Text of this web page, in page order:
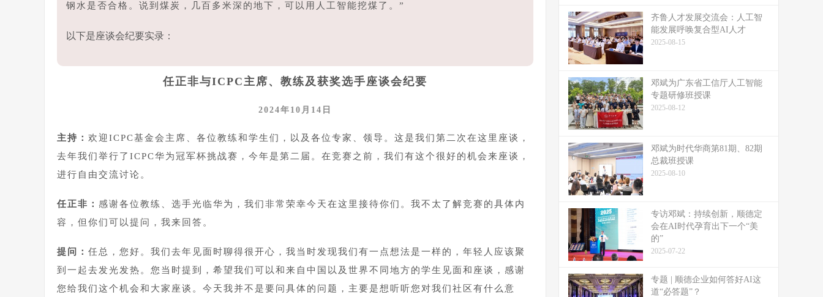
钢水是否合格。说到煤炭，几百多米深的地下，可以用人工智能挖煤了。”
以下是座谈会纪要实录：
任正非与ICPC主席、教练及获奖选手座谈会纪要
2024年10月14日
主持： 欢迎ICPC基金会主席、各位教练和学生们，以及各位专家、领导。这是我们第二次在这里座谈，
去年我们举行了ICPC华为冠军杯挑战赛，今年是第二届。在竞赛之前，我们有这个很好的机会来座谈，
进行自由交流讨论。
任正非： 感谢各位教练、选手光临华为，我们非常荣幸今天在这里接待你们。我不太了解竞赛的具体内
容，但你们可以提问，我来回答。
提问： 任总，您好。我们去年见面时聊得很开心，我当时发现我们有一点想法是一样的，年轻人应该聚
到一起去发光发热。您当时提到，希望我们可以和来自中国以及世界不同地方的学生见面和座谈，感谢
您给我们这个机会和大家座谈。今天我并不是要问具体的问题，主要是想听听您对我们社区有什么意
齐鲁人才发展交流会：人工智
能发展呼唤复合型AI人才
2025-08-15
邓斌为广东省工信厅人工智能
专题研修班授课
2025-08-12
邓斌为时代华商第81期、82期
总裁班授课
2025-08-10
专访邓斌：持续创新，顺德定
会在AI时代孕育出下一个“美
的”
2025-07-22
专题 | 顺德企业如何答好AI这
道“必答题”？